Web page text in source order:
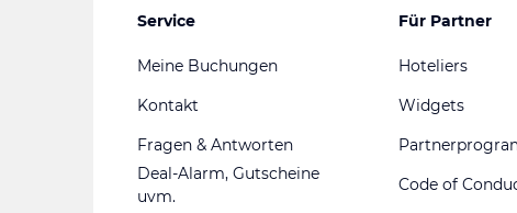
Service
Meine Buchungen
Kontakt
Fragen & Antworten
Deal-Alarm, Gutscheine
uvm.
Für Partner
Hoteliers
Widgets
Code of